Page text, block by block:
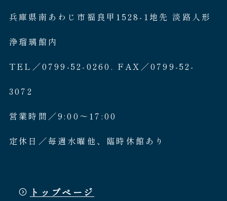
兵庫県南あわじ市福良甲1528-1地先 淡路人形
浄瑠璃館内
TEL／0799-52-0260. FAX／0799-52-
3072
営業時間／9:00〜17:00
定休日／毎週水曜他、臨時休館あり
トップページ